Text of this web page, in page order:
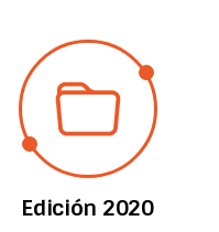
Edición 2020